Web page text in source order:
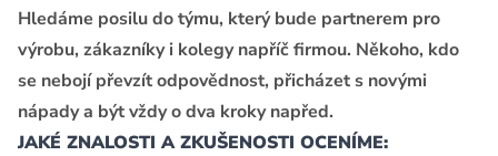
Hledáme posilu do týmu, který bude partnerem pro
výrobu, zákazníky i kolegy napříč firmou. Někoho, kdo
se nebojí převzít odpovědnost, přicházet s novými
nápady a být vždy o dva kroky napřed.
JAKÉ ZNALOSTI A ZKUŠENOSTI OCENÍME: